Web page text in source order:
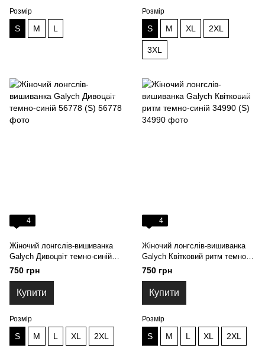
Розмір
S M L
Розмір
S M XL 2XL
3XL
4
Жіночий лонгслів-вишиванка
Galych Дивоцвіт темно-синій
56778 (S)
750 грн
Купити
Розмір
S M L XL 2XL
4
Жіночий лонгслів-вишиванка
Galych Квітковий ритм темно-
синій 34990 (S)
750 грн
Купити
Розмір
S M L XL 2XL